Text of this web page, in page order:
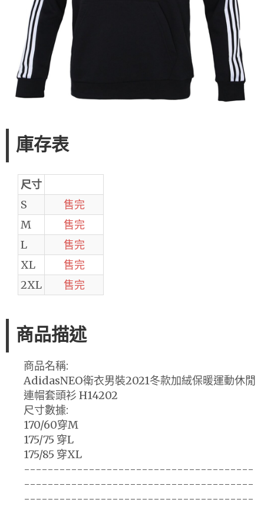
庫存表
尺寸
S
售完
M
售完
L
售完
XL
售完
2XL
售完
商品描述
商品名稱:
AdidasNEO衛衣男裝2021冬款加絨保暖運動休閒
連帽套頭衫 H14202
尺寸數據:
170/60穿M
175/75 穿L
175/85 穿XL
---------------------------------------
---------------------------------------
---------------------------------------